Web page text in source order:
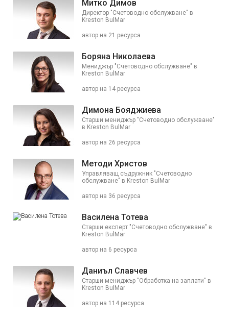
Митко Димов
Директор "Счетоводно обслужване" в
Kreston BulMar
автор на 21 ресурса
Боряна Николаева
Мениджър "Счетоводно обслужване" в
Kreston BulMar
автор на 14 ресурса
Димона Бояджиева
Старши мениджър "Счетоводно обслужване"
в Kreston BulMar
автор на 26 ресурса
Методи Христов
Управляващ съдружник "Счетоводно
обслужване" в Kreston BulMar
автор на 36 ресурса
Василена Тотева
Старши експерт "Счетоводно обслужване" в
Kreston BulMar
автор на 6 ресурса
Даниъл Славчев
Старши мениджър "Обработка на заплати" в
Kreston BulMar
автор на 114 ресурса